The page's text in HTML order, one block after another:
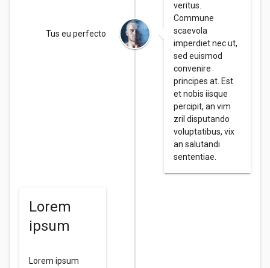
veritus.
Commune
scaevola
imperdiet nec ut,
sed euismod
convenire
principes at. Est
et nobis iisque
percipit, an vim
zril disputando
voluptatibus, vix
an salutandi
sententiae.
Tus eu perfecto
Lorem
ipsum
Lorem ipsum